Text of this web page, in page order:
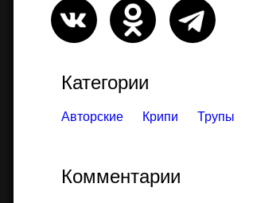
Категории
Авторские Крипи Трупы
Комментарии